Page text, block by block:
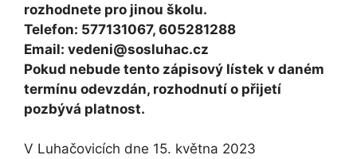
rozhodnete pro jinou školu.
Telefon: 577131067, 605281288
Email: vedeni@sosluhac.cz
Pokud nebude tento zápisový lístek v daném
termínu odevzdán, rozhodnutí o přijetí
pozbývá platnost.
V Luhačovicích dne 15. května 2023